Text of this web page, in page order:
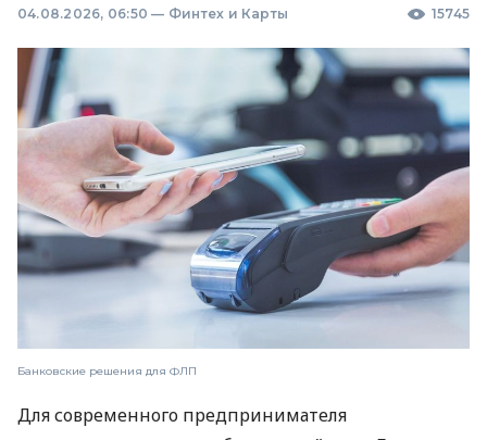
04.08.2026, 06:50 — Финтех и Карты 15745
Банковские решения для ФЛП
Для современного предпринимателя